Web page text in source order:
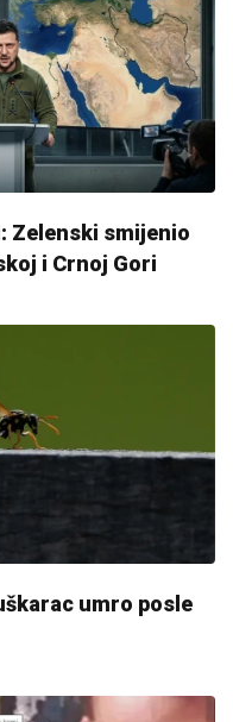
Zelenski smijenio
i Crnoj Gori
umro posle